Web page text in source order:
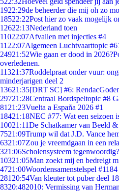
1922:29de beheerder die mij oh zo
18522:22Post hier zo vaak mogelijk
12622:13Nederland toen
11022:07Afvallen met injecties #4
11 22:07Algemeen Luchtvaarttopic
24921:52Wie gaan er dood in
overledenen.
11321:37Roddelpraat onder vuur:
minderjarigen deel 2
13621:35[DRT SC] #6:
29721:28Centraal Bordspeltopic #8
81 21:23Vuelta a España 2026 #1
18421:18NEC #77: Wat een seizoen
10021:11De Schatkamer van Beeld
7521:09Trump wil dat J.D. Vance
6321:07Zou je vreemdgaan in een
321:06Scholensysteem tegenwoordig?
10321:05Man zoekt mij en bedreigt
4721:00Woordensamenstelspel
281 20:54Van kleuter tot puber deel
8320:482010: Vermissing van